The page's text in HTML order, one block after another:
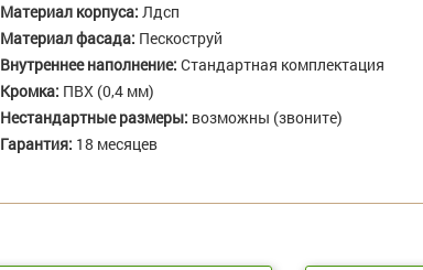
Материал корпуса: Лдсп
Материал фасада: Пескоструй
Внутреннее наполнение: Стандартная комплектация
Кромка: ПВХ (0,4 мм)
Нестандартные размеры: возможны (звоните)
Гарантия: 18 месяцев